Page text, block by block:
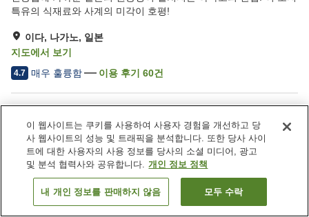
특유의 식재료와 사계의 미각이 호평!
이다, 나가노, 일본
지도에서 보기
4.7 매우 훌륭함 이용 후기 60건
주차장
라운지
자동판매기
상점
객실 보기
이 웹사이트는 쿠키를 사용하여 사용자 경험을 개선하고 당
사 웹사이트의 성능 및 트래픽을 분석합니다. 또한 당사 사이
트에 대한 사용자의 사용 정보를 당사의 소셜 미디어, 광고
및 분석 협력사와 공유합니다. 개인 정보 정책
내 개인 정보를 판매하지 않음 모두 수락